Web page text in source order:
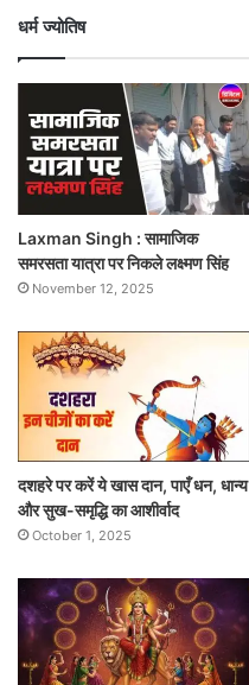
धर्म ज्योतिष
Laxman Singh : सामाजिक
समरसता यात्रा पर निकले लक्ष्मण सिंह
November 12, 2025
दशहरे पर करें ये खास दान, पाएँ धन, धान्य
और सुख-समृद्धि का आशीर्वाद
October 1, 2025